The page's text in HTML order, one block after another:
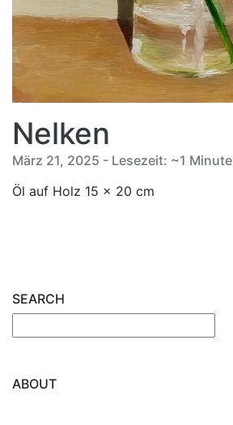
Nelken
März 21, 2025 - Lesezeit: ~1 Minute
Öl auf Holz 15 x 20 cm
SEARCH
ABOUT